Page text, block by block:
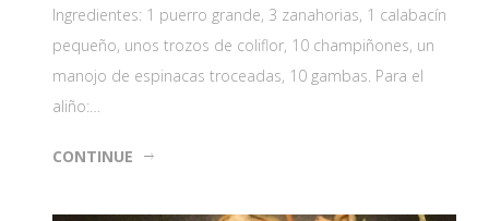
Ingredientes: 1 puerro grande, 3 zanahorias, 1 calabacín
pequeño, unos trozos de coliflor, 10 champiñones, un
manojo de espinacas troceadas, 10 gambas. Para el
aliño:…
CONTINUE